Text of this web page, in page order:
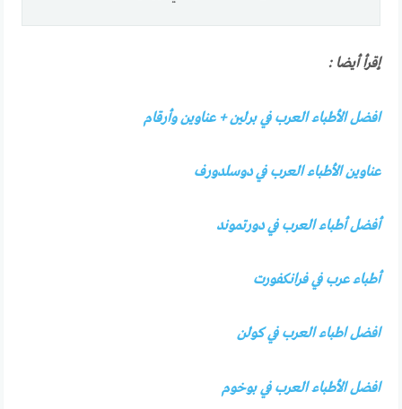
إقرأ أيضا :
افضل الأطباء العرب في برلين + عناوين وأرقام
عناوين الأطباء العرب في دوسلدورف
أفضل أطباء العرب في دورتموند
أطباء عرب في فرانكفورت
افضل اطباء العرب في كولن
افضل الأطباء العرب في بوخوم